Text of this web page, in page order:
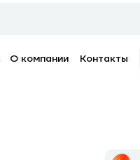
О компании Контакты